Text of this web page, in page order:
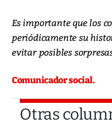
Es importante que los
periódicamente su
evitar posibles
Comunicador social.
Otras